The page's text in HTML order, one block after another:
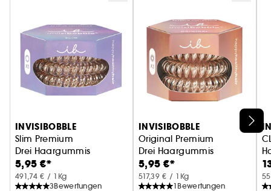
INVISIBOBBLE
Slim Premium
Drei Haargummis
5,95 €*
491,74 € / 1Kg
3Bewertungen
INVISIBOBBLE
Original Premium
Drei Haargummis
5,95 €*
517,39 € / 1Kg
1 Bewertungen